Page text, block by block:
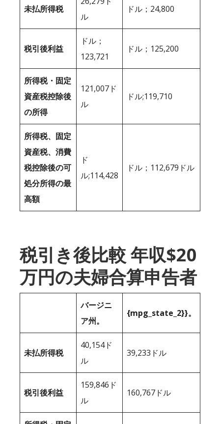
未払所得税
ル
ドル；24,800
税引後利益
ドル；
123,721
ドル；125,200
所得税・固定
資産税控除後
の所得
121,007ド
ル
ドル;119,710
所得税、固定
資産税、消費
税控除後の可
処分所得の最
高額
ド
ル;114,428
ドル；112,679ドル
税引き後比較 年収$20
万円の夫婦合算申告者
バージニ
ア州。
{mpg_state_2}}。
未払所得税
40,154ド
ル
39,233ドル
税引後利益
159,846ド
ル
160,767ドル